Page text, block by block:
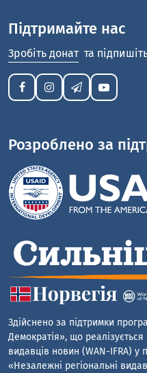
Підтримайте нас
Зробіть донат та
Розроблено за
Здійснено за підтримки
Демократія», що
видавців новин (WAN-IFRA) у
«Незалежні регіональні